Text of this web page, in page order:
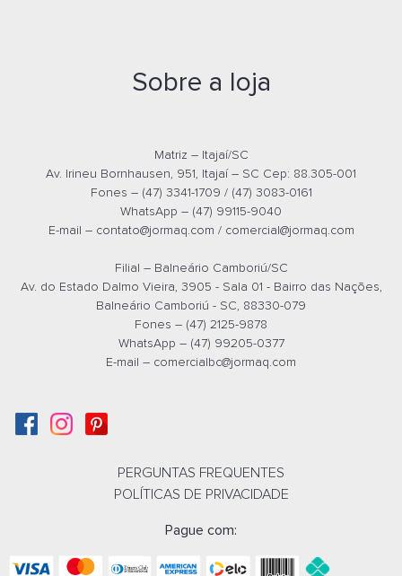
Cadeira Cavaletti Joy - Cadeira Fixa Aproximação 41008
Orçamento por
Orçamento por
Sobre a loja
Matriz – Itajaí/SC
Av. Irineu Bornhausen, 951, Itajaí – SC Cep: 88.305-001
Fones – (47) 3341-1709 / (47) 3083-0161
WhatsApp – (47) 99115-9040
E-mail – contato@jormaq.com / comercial@jormaq.com
Filial – Balneário Camboriú/SC
Av. do Estado Dalmo Vieira, 3905 - Sala 01 - Bairro das Nações,
Balneário Camboriú - SC, 88330-079
Fones – (47) 2125-9878
WhatsApp – (47) 99205-0377
E-mail – comercialbc@jormaq.com
PERGUNTAS FREQUENTES
POLÍTICAS DE PRIVACIDADE
Pague com: